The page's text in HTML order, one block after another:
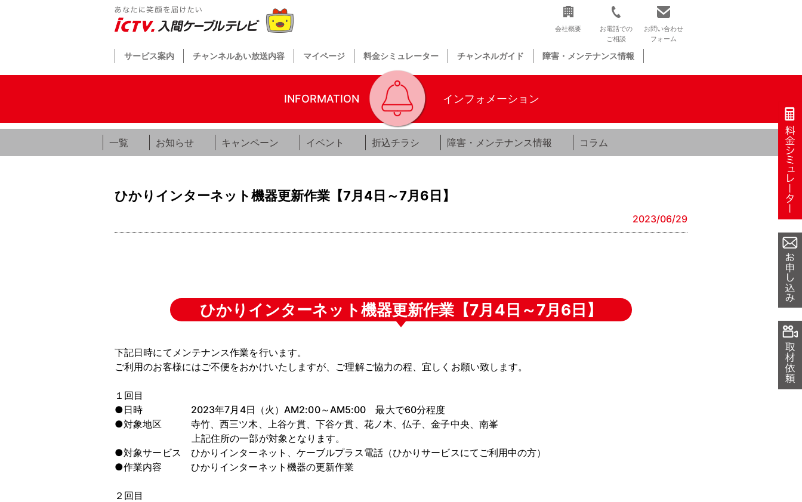
会社概要
お電話での
ご相談
お問い合わせ
フォーム
サービス案内 チャンネルあい放送内容 マイページ 料金シミュレーター チャンネルガイド 障害・メンテナンス情報
INFORMATION インフォメーション
一覧 お知らせ キャンペーン イベント 折込チラシ 障害・メンテナンス情報 コラム
ひかりインターネット機器更新作業【7月4日～7月6日】
2023/06/29
ひかりインターネット機器更新作業【7月4日～7月6日】
下記日時にてメンテナンス作業を行います。
ご利用のお客様にはご不便をおかけいたしますが、ご理解ご協力の程、宜しくお願い致します。
１回目
●日時 2023年7月4日（火）AM2:00～AM5:00 最大で60分程度
●対象地区 寺竹、西三ツ木、上谷ケ貫、下谷ケ貫、花ノ木、仏子、金子中央、南峯
上記住所の一部が対象となります。
●対象サービス ひかりインターネット、ケーブルプラス電話（ひかりサービスにてご利用中の方）
●作業内容 ひかりインターネット機器の更新作業
２回目